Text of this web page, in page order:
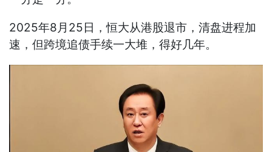
2025年8月25日，恒大从港股退市，清盘进程加
速，但跨境追债手续一大堆，得好几年。